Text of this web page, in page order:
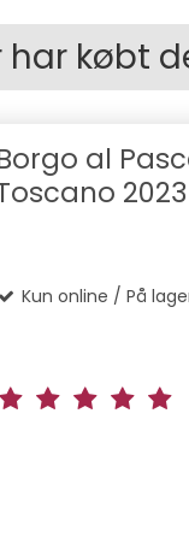
har købt
al
2023
Kun online / På